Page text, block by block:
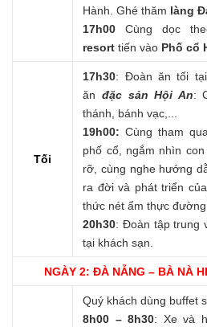
Hành. Ghé thăm làng
17h00Cùng dọc
resort tiến vào Phố cổ
Tối
17h30: Đoàn ăn tối
ăn đặc sản Hội An:
thánh, bánh vạc,...
19h00: Cùng tham
phố cổ, ngắm nhìn
rỡ, cùng nghe hướng
ra đời và phát triển của
thức nét ẩm thực
20h30: Đoàn tập trung
tại khách sạn.
NGÀY 2: ĐÀ NẴNG – BÀ NÀ
Quý khách dùng buffet
8h00 – 8h30: Xe và